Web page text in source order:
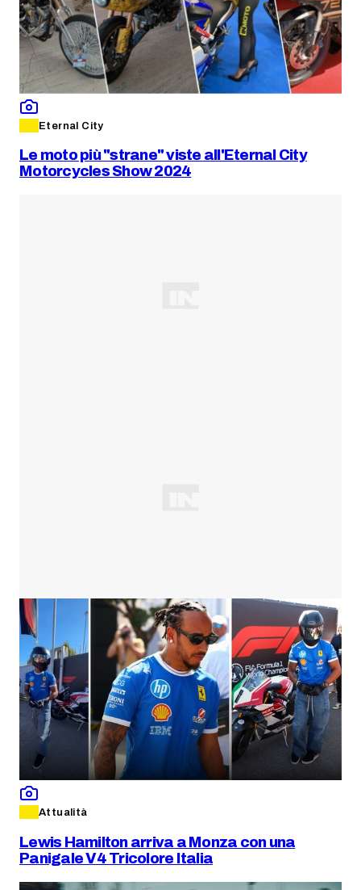
Eternal City
Le moto più "strane" viste all'Eternal City
Motorcycles Show 2024
Attualità
Lewis Hamilton arriva a Monza con una
Panigale V4 Tricolore Italia